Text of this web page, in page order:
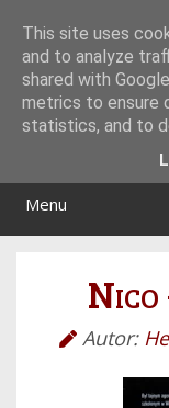
Menu
Nico
Autor:
This site uses
and to analyze
shared with
metrics to ensure
statistics, and to